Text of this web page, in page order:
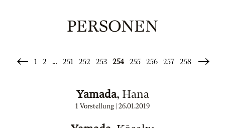
PERSONEN
«
1 2 … 251 252 253 254 255 256 257 258
Weiter
Yamada, Hana
1 Vorstellung | 26.01.2019